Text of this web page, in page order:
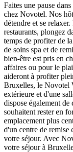
Faites une pause
chez Novotel. Nos
détendre et se
restaurants, plongez
temps de profiter de
de soins spa et de
bien-être est pris en
affaires ou pour le
aideront à profiter
Bruxelles, le Novotel
extérieure et d'une
dispose également
souhaitent rester en
emplacement plus
d'un centre de remise
votre séjour. Avec
votre séjour à